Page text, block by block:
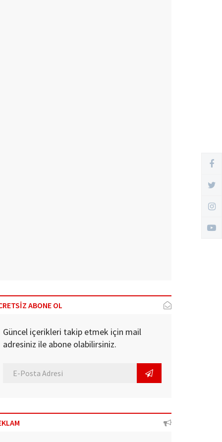
ABONE OL
Güncel içerikleri takip etmek için mail
adresiniz ile abone olabilirsiniz.